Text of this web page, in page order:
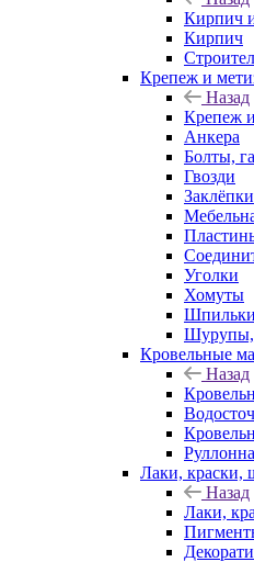
Кирпич
Кирпич
Крепеж и
Назад
Крепеж
Анкера
Болты,
Гвозди
Заклёпки
Уголки
Хомуты
Шпильки
Шурупы,
Кровельные
Назад
Лаки, краски,
Назад
Лаки,